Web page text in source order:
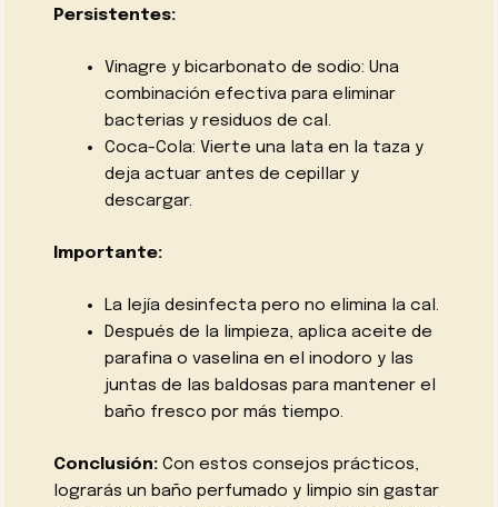
Persistentes:
Vinagre y bicarbonato de sodio: Una
combinación efectiva para eliminar
bacterias y residuos de cal.
Coca-Cola: Vierte una lata en la taza y
deja actuar antes de cepillar y
descargar.
Importante:
La lejía desinfecta pero no elimina la cal.
Después de la limpieza, aplica aceite de
parafina o vaselina en el inodoro y las
juntas de las baldosas para mantener el
baño fresco por más tiempo.
Conclusión: Con estos consejos prácticos,
lograrás un baño perfumado y limpio sin gastar